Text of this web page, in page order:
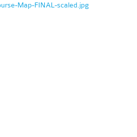
Map-FINAL-scaled.jpg